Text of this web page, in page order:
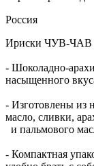
Россия
Ириски ЧУВ-ЧАВ
- Шоколадно-
насыщенного
- Изготовлены из
масло, сливки,
и пальмового
- Компактная